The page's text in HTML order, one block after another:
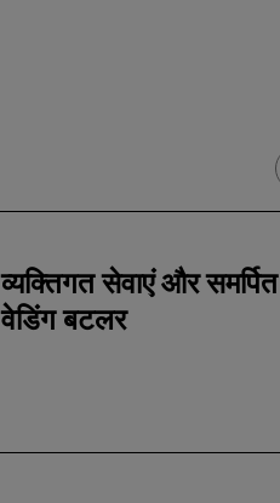
व्यक्तिगत सेवाएं और समर्पित
वेडिंग बटलर